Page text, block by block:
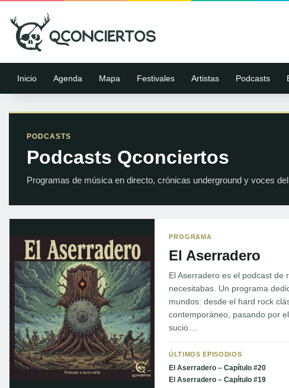
Inicio Agenda Mapa Festivales Artistas Podcasts
PODCASTS
Podcasts Qconciertos
Programas de música en directo, crónicas underground y voces
PROGRAMA
El Aserradero
El Aserradero es el podcast de
necesitabas. Un programa
mundos: desde el hard rock
contemporáneo, pasando por
sucio....
ÚLTIMOS EPISODIOS
El Aserradero – Capítulo #20
El Aserradero – Capítulo #19